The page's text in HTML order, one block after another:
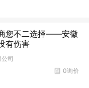
您不二选择——安徽
有伤害
司
0询价